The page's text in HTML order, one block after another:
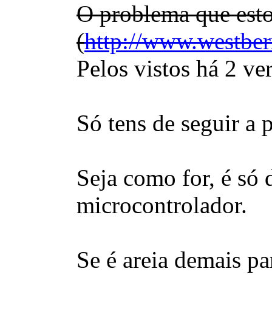
O problema que
(http://
Pelos vistos há 2
Só tens de seguir a
Seja como for, é só
microcontrolador.
Se é areia demais